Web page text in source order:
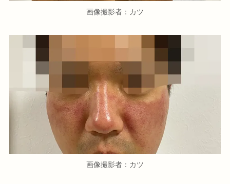
画像撮影者：カツ
画像撮影者：カツ